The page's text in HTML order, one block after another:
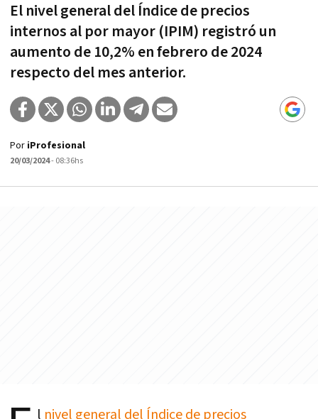
El nivel general del Índice de precios
internos al por mayor (IPIM) registró un
aumento de 10,2% en febrero de 2024
respecto del mes anterior.
Por iProfesional
20/03/2024- 08:36hs
l nivel general del Índice de precios